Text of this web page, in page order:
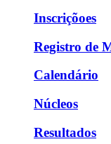
Inscriçõoes
Registro de
Calendário
Núcleos
Resultados